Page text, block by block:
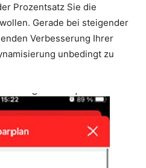
Prozentsatz Sie die
Gerade bei steigender
Verbesserung Ihrer
unbedingt zu